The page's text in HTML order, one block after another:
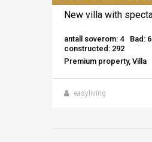
antall soverom: 4 Bad: 6
constructed: 292
Premium property, Villa
easyliving